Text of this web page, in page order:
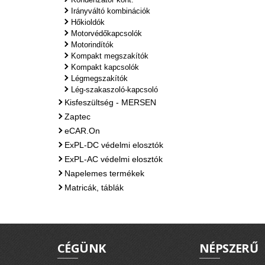
Irányváltó kombinációk
Hőkioldók
Motorvédőkapcsolók
Motorindítók
Kompakt megszakítók
Kompakt kapcsolók
Légmegszakítók
Lég-szakaszoló-kapcsoló
Kisfeszültség - MERSEN
Zaptec
eCAR.On
ExPL-DC védelmi elosztók
ExPL-AC védelmi elosztók
Napelemes termékek
Matricák, táblák
CÉGÜNK NÉPSZERŰ